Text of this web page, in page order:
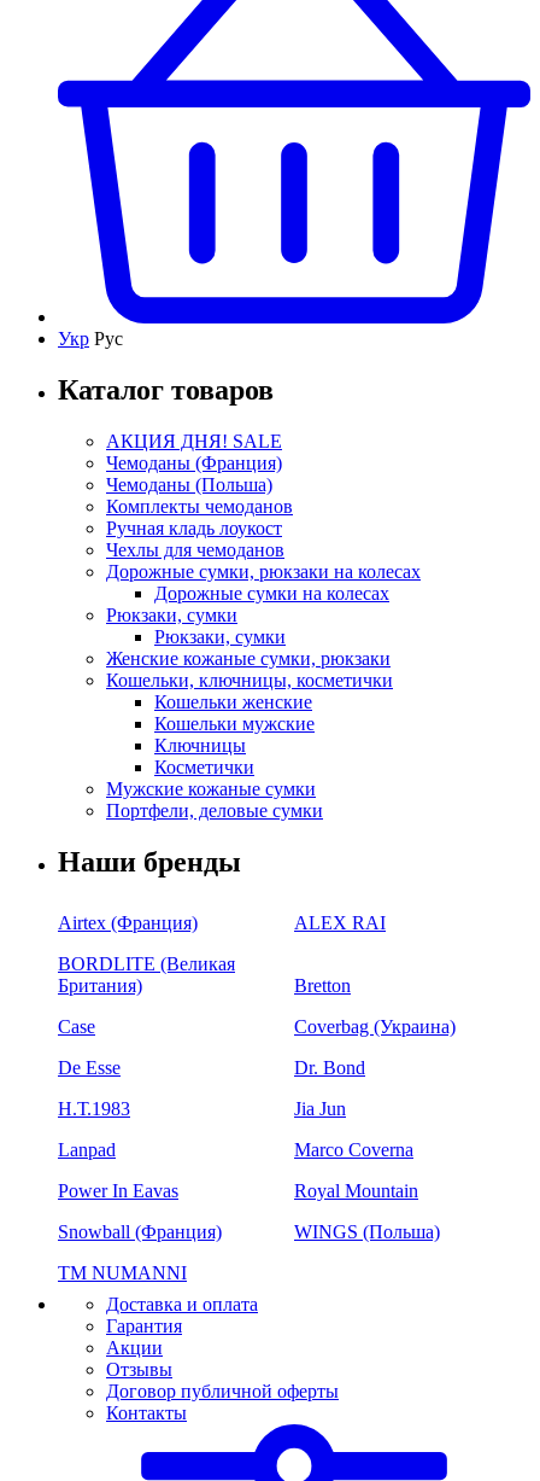
Укр Рус
Каталог товаров
АКЦИЯ ДНЯ! SALE
Чемоданы (Франция)
Чемоданы (Польша)
Комплекты чемоданов
Ручная кладь лоукост
Чехлы для чемоданов
Дорожные сумки, рюкзаки на колесах
Дорожные сумки на колесах
Рюкзаки, сумки
Рюкзаки, сумки
Женские кожаные сумки, рюкзаки
Кошельки, ключницы, косметички
Кошельки женские
Кошельки мужские
Ключницы
Косметички
Мужские кожаные сумки
Портфели, деловые сумки
Наши бренды
Airtex (Франция)
ALEX RAI
BORDLITE (Великая
Британия)
Bretton
Case
Coverbag (Украина)
De Esse
Dr. Bond
H.Т.1983
Jia Jun
Lanpad
Marco Coverna
Power In Eavas
Royal Mountain
Snowball (Франция)
WINGS (Польша)
ТМ NUMANNI
Доставка и оплата
Гарантия
Акции
Отзывы
Договор публичной оферты
Контакты